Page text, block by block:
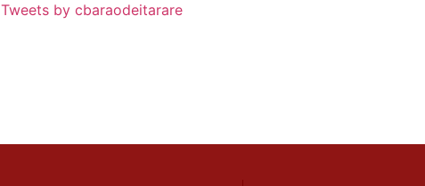
Tweets by cbaraodeitarare